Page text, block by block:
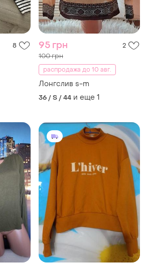
8 95 грн 2
100 грн
распродажа до 10 авг.
Лонгслив s-m
36 / S / 44 и еще 1